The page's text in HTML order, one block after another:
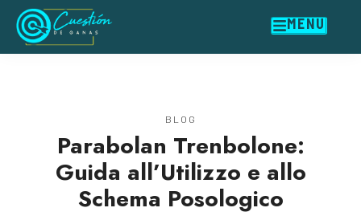
MENU
BLOG
Parabolan Trenbolone:
Guida all’Utilizzo e allo
Schema Posologico